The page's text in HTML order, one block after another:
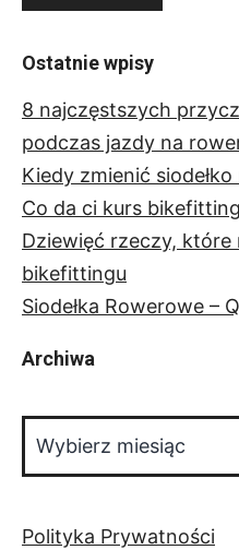
Ostatnie wpisy
8 najczęstszych
podczas jazdy na
Kiedy zmienić
Co da ci kurs
Dziewięć rzeczy, które
bikefittingu
Siodełka Rowerowe –
Archiwa
Polityka Prywatności